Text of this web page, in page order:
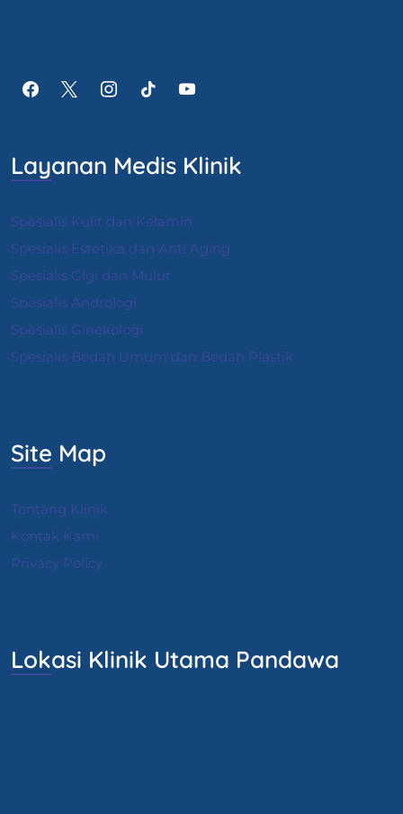
Layanan Medis Klinik
Spesialis Kulit dan Kelamin
Spesialis Estetika dan Anti Aging
Spesialis Gigi dan Mulut
Spesialis Andrologi
Spesialis Ginekologi
Spesialis Bedah Umum dan Bedah Plastik
Site Map
Tentang Klinik
Kontak Kami
Privacy Policy
Lokasi Klinik Utama Pandawa